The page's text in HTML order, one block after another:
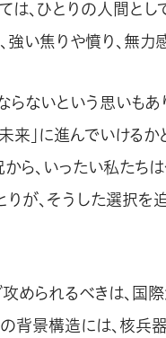
、ひとりの人間とし
い焦りや憤り、無力
ないという思いもあ
来」に進んでいけるか
ら、いったい私たち
が、そうした選択を
められるべきは、国
背景構造には、核兵